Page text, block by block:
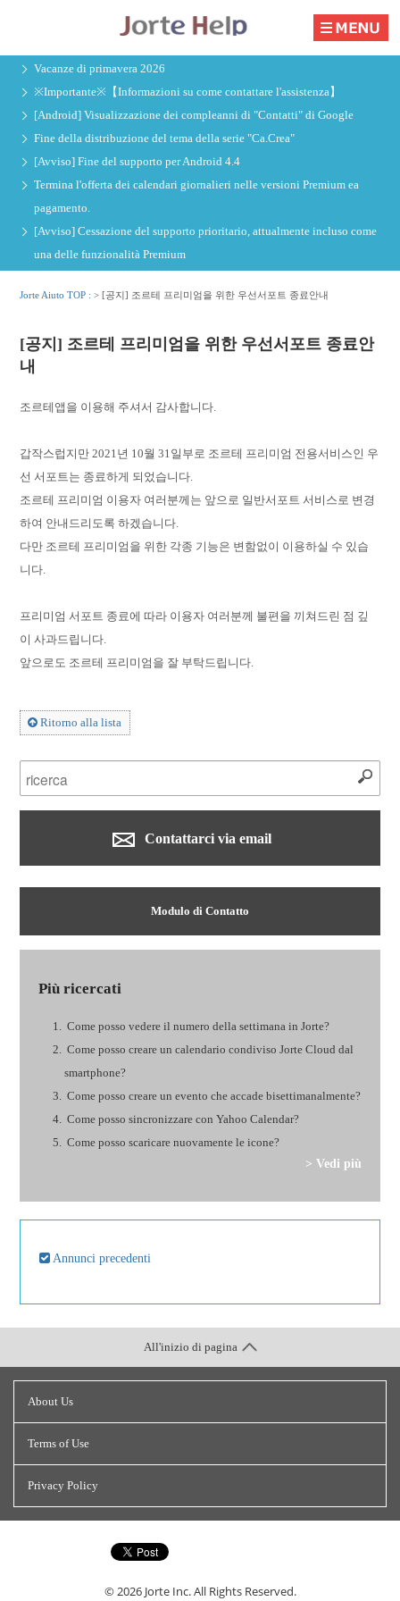
Vacanze di primavera 2026
※Importante※【Informazioni su come contattare l'assistenza】
[Android] Visualizzazione dei compleanni di "Contatti" di Google
Fine della distribuzione del tema della serie "Ca.Crea"
[Avviso] Fine del supporto per Android 4.4
Termina l'offerta dei calendari giornalieri nelle versioni Premium ea
pagamento.
[Avviso] Cessazione del supporto prioritario, attualmente incluso come
una delle funzionalità Premium
Jorte Aiuto TOP :>[공지] 조르테 프리미엄을 위한 우선서포트 종료안내
[공지] 조르테 프리미엄을 위한 우선서포트 종료안
내
조르테앱을 이용해 주셔서 감사합니다.
갑작스럽지만 2021년 10월 31일부로 조르테 프리미엄 전용서비스인 우
선 서포트는 종료하게 되었습니다.
조르테 프리미엄 이용자 여러분께는 앞으로 일반서포트 서비스로 변경
하여 안내드리도록 하겠습니다.
다만 조르테 프리미엄을 위한 각종 기능은 변함없이 이용하실 수 있습
니다.
프리미엄 서포트 종료에 따라 이용자 여러분께 불편을 끼쳐드린 점 깊
이 사과드립니다.
앞으로도 조르테 프리미엄을 잘 부탁드립니다.
Ritorno alla lista
Contattarci via email
Modulo di Contatto
Più ricercati
Come posso vedere il numero della settimana in Jorte?
Come posso creare un calendario condiviso Jorte Cloud dal
smartphone?
Come posso creare un evento che accade bisettimanalmente?
Come posso sincronizzare con Yahoo Calendar?
Come posso scaricare nuovamente le icone?
> Vedi più
Annunci precedenti
About Us
Terms of Use
Privacy Policy
© 2026 Jorte Inc.All Rights Reserved.
All'inizio di pagina